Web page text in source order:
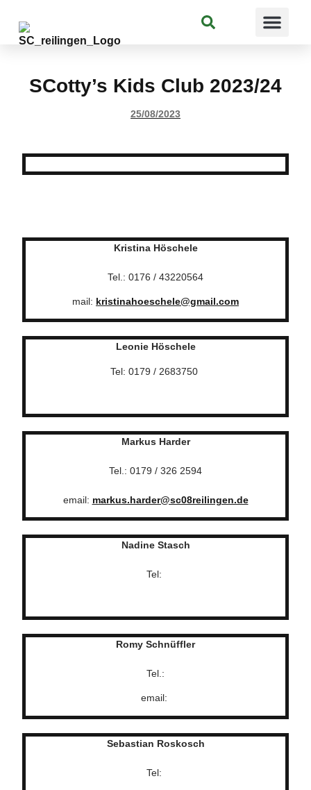
Suchen
SCotty’s Kids Club 2023/24
25/08/2023
Kristina Höschele
Tel.: 0176 / 43220564
mail: kristinahoeschele@gmail.com
Leonie Höschele
Tel: 0179 / 2683750
Markus Harder
Tel.: 0179 / 326 2594
email: markus.harder@sc08reilingen.de
Nadine Stasch
Tel:
Romy Schnüffler
Tel.:
email:
Sebastian Roskosch
Tel: